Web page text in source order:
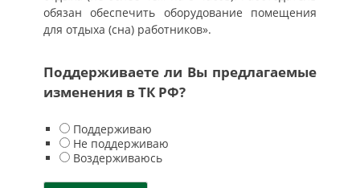
обязан обеспечить оборудование помещения
для отдыха (сна) работников».
Поддерживаете ли Вы предлагаемые
изменения в ТК РФ?
Поддерживаю
Не поддерживаю
Воздерживаюсь